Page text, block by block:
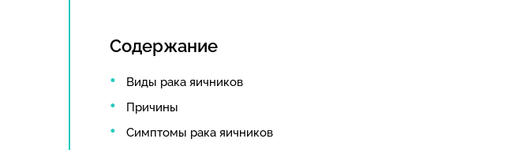
Содержание
Виды рака яичников
Причины
Симптомы рака яичников